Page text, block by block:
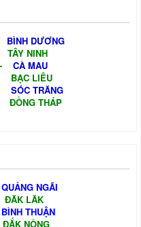
BÌNH DƯƠNG
TÂY NINH
CÀ MAU
BẠC LIÊU
SÓC TRĂNG
ĐỒNG THÁP
QUẢNG NGÃI
ĐĂK LĂK
BÌNH THUẬN
ĐẮK NÔNG